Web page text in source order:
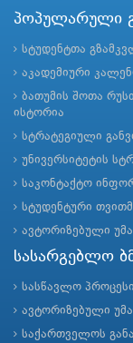
პოპულარული
სტუდენტთა
აკადემიური
ბათუმის შოთა
ისტორია
სტრატეგიული
უნივერსიტეტის
საკონტაქტო
სტუდენტური
ავტორიზებული
სასარგებლო
სასწავლო
ავტორიზებული
საქართველოს